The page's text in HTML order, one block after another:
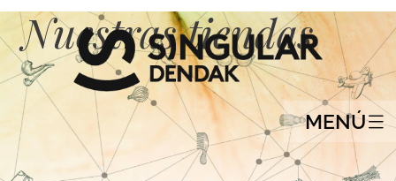
MENÚ
Nuestras tiendas